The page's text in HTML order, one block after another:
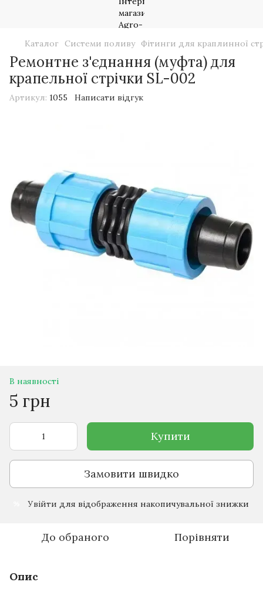
Каталог Системи поливу Фітинги для краплинної
Ремонтне з'єднання (муфта) для
крапельної стрічки SL-002
Артикул: 1055 Написати відгук
В наявності
5 грн
Купити
Замовити швидко
Увійти для відображення накопичувальної знижки
До обраного Порівняти
Опис